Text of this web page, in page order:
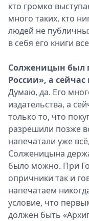
кто громко
много таких, кто
людей не
в себя его книги
Солженицын был
России», а сейчас
Думаю, да. Его
издательства, а
только то, что
разрешили позже
напечатали уже
Солженицына
было можно. При
опричники так и
напечатаем
условие, что
должен быть